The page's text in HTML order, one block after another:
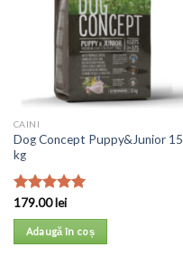
CAINI
Dog Concept Puppy&Junior 15
kg
Evaluat la
5.00din 5
179.00lei
Adaugă în coș